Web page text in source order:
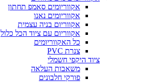
אקווריומים סאמפ תחתון
אקווריומים נאנו
אקווריום בניה עצמית
אקווריום עם ציוד הכל כלול
כל האקווריומים
צנרת PVC
ציוד היקפי חשמלי
משאבות העלאה
פורקי חלבונים